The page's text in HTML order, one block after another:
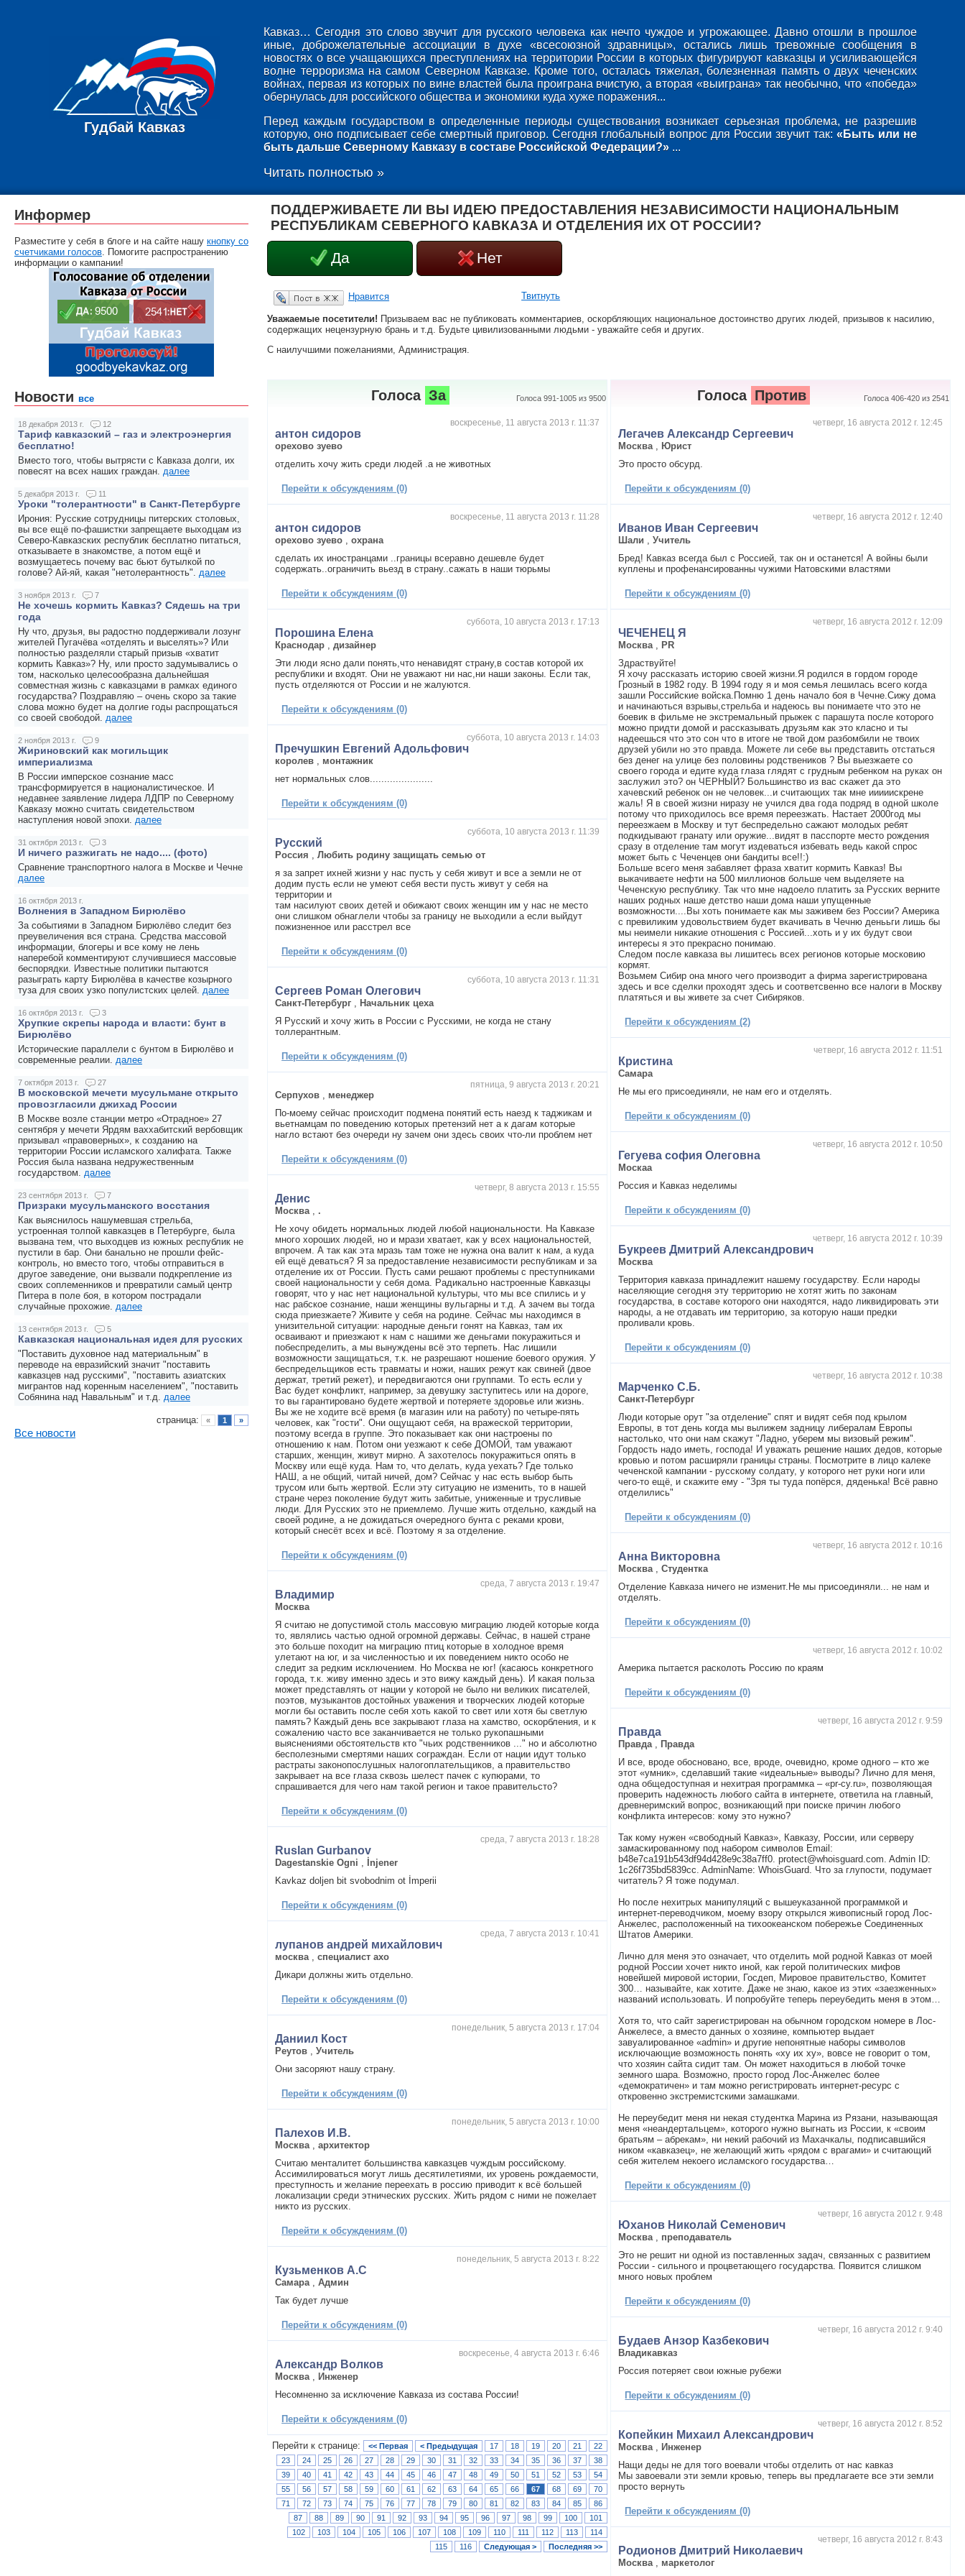
Гудбай Кавказ
Кавказ… Сегодня это слово звучит для русского человека как нечто чуждое и угрожающее. Давно отошли в прошлое
иные, доброжелательные ассоциации в духе «всесоюзной здравницы», остались лишь тревожные сообщения в
новостях о все учащающихся преступлениях на территории России в которых фигурируют кавказцы и усиливающейся
волне терроризма на самом Северном Кавказе. Кроме того, осталась тяжелая, болезненная память о двух чеченских
войнах, первая из которых по вине властей была проиграна вчистую, а вторая «выиграна» так необычно, что «победа»
обернулась для российского общества и экономики куда хуже поражения...
Перед каждым государством в определенные периоды существования возникает серьезная проблема, не разрешив
которую, оно подписывает себе смертный приговор. Сегодня глобальный вопрос для России звучит так: «Быть или не
быть дальше Северному Кавказу в составе Российской Федерации?» ...
Читать полностью »
ПОДДЕРЖИВАЕТЕ ЛИ ВЫ ИДЕЮ ПРЕДОСТАВЛЕНИЯ НЕЗАВИСИМОСТИ НАЦИОНАЛЬНЫМ
РЕСПУБЛИКАМ СЕВЕРНОГО КАВКАЗА И ОТДЕЛЕНИЯ ИХ ОТ РОССИИ?
Да Нет
Опубликовать в ЖЖ Нравится Твитнуть
Уважаемые посетители! Призываем вас не публиковать комментариев, оскорбляющих национальное достоинство других людей, призывов к насилию,
содержащих нецензурную брань и т.д. Будьте цивилизованными людьми - уважайте себя и других.
С наилучшими пожеланиями, Администрация.
Голоса За Голоса 991-1005 из 9500
воскресенье, 11 августа 2013 г. 11:37
антон сидоров
орехово зуево
отделить хочу жить среди людей .а не животных
Перейти к обсуждениям (0)
воскресенье, 11 августа 2013 г. 11:28
антон сидоров
орехово зуево ,охрана
сделать их иностранцами ..границы всеравно дешевле будет
содержать..ограничить вьезд в страну..сажать в наши тюрьмы
Перейти к обсуждениям (0)
суббота, 10 августа 2013 г. 17:13
Порошина Елена
Краснодар ,дизайнер
Эти люди ясно дали понять,что ненавидят страну,в состав которой их
республики и входят. Они не уважают ни нас,ни наши законы. Если так,
пусть отделяются от России и не жалуются.
Перейти к обсуждениям (0)
суббота, 10 августа 2013 г. 14:03
Пречушкин Евгений Адольфович
королев
монтажник
нет нормальных слов......................
Перейти к обсуждениям (0)
суббота, 10 августа 2013 г. 11:39
Русский
Россия ,Любить родину защищать семью от
я за запрет ихней жизни у нас пусть у себя живут и все а земли не от
додим пусть если не умеют себя вести пусть живут у себя на
территории и
там насилуют своих детей и обижают своих женщин им у нас не место
они слишком обнаглели чтобы за границу не выходили а если выйдут
пожизненное или расстрел все
Перейти к обсуждениям (0)
суббота, 10 августа 2013 г. 11:31
Сергеев Роман Олегович
Санкт-Петербург
Начальник цеха
Я Русский и хочу жить в России с Русскими, не когда не стану
толлерантным.
Перейти к обсуждениям (0)
пятница, 9 августа 2013 г. 20:21
Серпухов
менеджер
По-моему сейчас происходит подмена понятий есть наезд к таджикам и
вьетнамцам по поведению которых претензий нет а к дагам которые
нагло встают без очереди ну зачем они здесь своих что-ли проблем нет
Перейти к обсуждениям (0)
четверг, 8 августа 2013 г. 15:55
Денис
Москва
.
Не хочу обидеть нормальных людей любой национальности. На Кавказе
много хороших людей, но и мрази хватает, как у всех национальностей,
впрочем. А так как эта мразь там тоже не нужна она валит к нам, а куда
ей ещё деваться? Я за предоставление независимости республикам и за
отделение их от России. Пусть сами решают проблемы с преступниками
своей национальности у себя дома. Радикально настроенные Кавказцы
говорят, что у нас нет национальной культуры, что мы все спились и у
нас рабское сознание, наши женщины вульгарны и т.д. А зачем вы тогда
сюда приезжаете? Живите у себя на родине. Сейчас мы находимся в
унизительной ситуации: народные деньги гонят на Кавказ, там их
осваивают и приезжают к нам с нашими же деньгами покуражиться и
побеспределить, а мы вынуждены всё это терпеть. Нас лишили
возможности защищаться, т.к. не разрешают ношение боевого оружия. У
беспредельщиков есть травматы и ножи, наших режут как свиней (двое
держат, третий режет), и передвигаются они группами. То есть если у
Вас будет конфликт, например, за девушку заступитесь или на дороге,
то вы гарантировано будете жертвой и потеряете здоровье или жизнь.
Вы же не ходите всё время (в магазин или на работу) по четыре-пять
человек, как "гости". Они ощущают себя, на вражеской территории,
поэтому всегда в группе. Это показывает как они настроены по
отношению к нам. Потом они уезжают к себе ДОМОЙ, там уважают
старших, женщин, живут мирно. А захотелось покуражиться опять в
Москву или ещё куда. Нам то, что делать, куда уехать? Где только
НАШ, а не общий, читай ничей, дом? Сейчас у нас есть выбор быть
трусом или быть жертвой. Если эту ситуацию не изменить, то в нашей
стране через поколение будут жить забитые, униженные и трусливые
люди. Для Русских это не приемлемо. Лучше жить отдельно, каждый на
своей родине, а не дожидаться очередного бунта с реками крови,
который снесёт всех и всё. Поэтому я за отделение.
Перейти к обсуждениям (0)
среда, 7 августа 2013 г. 19:47
Владимир
Москва
Я считаю не допустимой столь массовую миграцию людей которые когда
то, являлись частью одной огромной державы. Сейчас, в нашей стране
это больше походит на миграцию птиц которые в холодное время
улетают на юг, и за численностью и их поведением никто особо не
следит за редким исключением. Но Москва не юг! (касаюсь конкретного
города, т.к. живу именно здесь и это вижу каждый день). И какая польза
может представлять от нации у которой не было ни великих писателей,
поэтов, музыкантов достойных уважения и творческих людей которые
могли бы оставить после себя хоть какой то свет или хотя бы светлую
память? Каждый день все закрывают глаза на хамство, оскорбления, и к
сожалению часто все заканчивается не только рукопашными
выяснениями обстоятельств кто "чьих родственников ..." но и абсолютно
бесполезными смертями наших сограждан. Если от нации идут только
растраты законопослушных налогоплательщиков, а правительство
закрывает на все глаза сквозь шелест пачек с купюрами, то
спрашивается для чего нам такой регион и такое правительсто?
Перейти к обсуждениям (0)
среда, 7 августа 2013 г. 18:28
Ruslan Gurbanov
Dagestanskie Ogni
İnjener
Kavkaz doljen bit svobodnim ot İmperii
Перейти к обсуждениям (0)
среда, 7 августа 2013 г. 10:41
лупанов андрей михайлович
москва ,специалист ахо
Дикари должны жить отдельно.
Перейти к обсуждениям (0)
понедельник, 5 августа 2013 г. 17:04
Даниил Кост
Реутов ,Учитель
Они засоряют нашу страну.
Перейти к обсуждениям (0)
понедельник, 5 августа 2013 г. 10:00
Палехов И.В.
Москва ,архитектор
Считаю менталитет большинства кавказцев чуждым российскому.
Ассимилироваться могут лишь десятилетиями, их уровень рождаемости,
преступность и желание переехать в россию приводит к всё большей
локализации среди этнических русских. Жить рядом с ними не пожелает
никто из русских.
Перейти к обсуждениям (0)
понедельник, 5 августа 2013 г. 8:22
Кузьменков А.С
Самара ,Админ
Так будет лучше
Перейти к обсуждениям (0)
воскресенье, 4 августа 2013 г. 6:46
Александр Волков
Москва ,Инженер
Несомненно за исключение Кавказа из состава России!
Перейти к обсуждениям (0)
Перейти к странице: << Первая < Предыдущая 17 18 19 20 21
22
23
24 25 26 27 28 29 30 31 32 33 34 35 36 37
38
39
40 41 42 43 44 45 46 47 48 49 50 51 52 53
54
55
56 57 58 59 60 61 62 63 64 65 66 67 68 69
70
71
72 73 74 75 76 77 78 79 80 81 82 83 84 85
86
87
88 89 90 91 92 93 94 95 96 97 98 99 100
101
102
103 104 105 106 107 108 109 110 111 112 113
114
115
116 Следующая > Последняя >>
Голоса Против Голоса 406-420 из 2541
четверг, 16 августа 2012 г. 12:45
Легачев Александр Сергеевич
Москва
Юрист
Это просто обсурд.
Перейти к обсуждениям (0)
четверг, 16 августа 2012 г. 12:40
Иванов Иван Сергеевич
Шали ,Учитель
Бред! Кавказ всегда был с Россией, так он и останется! А войны были
куплены и профенансированны чужими Натовскими властями
Перейти к обсуждениям (0)
четверг, 16 августа 2012 г. 12:09
ЧЕЧЕНЕЦ Я
Москва
PR
Здраствуйте!
Я хочу рассказать историю своей жизни.Я родился в гордом городе
Грозный в 1982 году. В 1994 году я и моя семья лешилась всего когда
зашли Российские войска.Помню 1 день начало боя в Чечне.Сижу дома
и начинаються взрывы,стрельба и надеюсь вы понимаете что это не
боевик в фильме не экстремальный прыжек с парашута после которого
можно придти домой и рассказывать друзьям как это класно и ты
надеешься что это сон что в итоге не твой дом разбомбили не твоих
друзей убили но это правда. Можете ли себе вы представить отстаться
без денег на улице без половины родствеников ? Вы выезжаете со
своего города и едите куда глаза глядят с грудным ребенком на руках он
заслужил это? он ЧЕРНЫЙ? Большинство из вас скажет да это
хачевский ребенок он не человек...и считающих так мне ииииискрене
жаль! Я в своей жизни ниразу не учился два года подряд в одной школе
потому что приходилось все время переезжать. Настает 2000год мы
переезжаем в Москву и тут беспредельно сажают молодых ребят
подкидывают гранату или оружие...видят в пасспорте место рождения
сразу в отделение там могут издеваться избевать ведь какой спрос
может быть с Чеченцев они бандиты все!!:)
Больше всего меня забавляет фраза хватит кормить Кавказ! Вы
выкачиваете нефти на 500 миллионов больше чем выделяете на
Чеченскую республику. Так что мне надоело платить за Русских верните
наших родных наше детство наши дома наши упущенные
возможности....Вы хоть понимаете как мы заживем без России? Америка
с превиликим удовольствием будет вкачивать в Чечню денььги лишь бы
мы неимели никакие отношения с Россией...хоть и у их будут свои
интересы я это прекрасно понимаю.
Следом после кавказа вы лишитесь всех регионов которые московию
кормят.
Возьмем Сибир она много чего производит а фирма зарегистрирована
здесь и все сделки проходят здесь и соответсвенно все налоги в Москву
платяться и вы живете за счет Сибиряков.
Перейти к обсуждениям (2)
четверг, 16 августа 2012 г. 11:51
Кристина
Самара
Не мы его присоединяли, не нам его и отделять.
Перейти к обсуждениям (0)
четверг, 16 августа 2012 г. 10:50
Гегуева софия Олеговна
Москаа
Россия и Кавказ неделимы
Перейти к обсуждениям (0)
четверг, 16 августа 2012 г. 10:39
Букреев Дмитрий Александрович
Москва
Территория кавказа принадлежит нашему государству. Если народы
населяющие сегодня эту территорию не хотят жить по законам
государства, в составе которого они находятся, надо ликвидировать эти
народы, а не отдавать им территорию, за которую наши предки
проливали кровь.
Перейти к обсуждениям (0)
четверг, 16 августа 2012 г. 10:38
Марченко С.Б.
Санкт-Петербург
Люди которые орут "за отделение" спят и видят себя под крылом
Европы, в тот день когда мы вылижем задницу либералам Европы
настолько, что они нам скажут "Ладно, уберем мы визовый режим".
Гордость надо иметь, господа! И уважать решение наших дедов, которые
кровью и потом расширяли границы страны. Посмотрите в лицо калеке
чеченской кампании - русскому солдату, у которого нет руки ноги или
чего-то ещё, и скажите ему - "Зря ты туда попёрся, дяденька! Всё равно
отделились"
Перейти к обсуждениям (0)
четверг, 16 августа 2012 г. 10:16
Анна Викторовна
Москва ,Студентка
Отделение Кавказа ничего не изменит.Не мы присоединяли... не нам и
отделять.
Перейти к обсуждениям (0)
четверг, 16 августа 2012 г. 10:02
Америка пытается расколоть Россию по краям
Перейти к обсуждениям (0)
четверг, 16 августа 2012 г. 9:59
Правда
Правда
Правда
И все, вроде обосновано, все, вроде, очевидно, кроме одного – кто же
этот «умник», сделавший такие «идеальные» выводы? Лично для меня,
одна общедоступная и нехитрая программка – «pr-cy.ru», позволяющая
проверить надежность любого сайта в интернете, ответила на главный,
древнеримский вопрос, возникающий при поиске причин любого
конфликта интересов: кому это нужно?
Так кому нужен «свободный Кавказ», Кавказу, России, или серверу
замаскированному под набором символов Email:
b48e7ca191b543df94d428e9c38a7ff0.protect@whoisguard.com . Admin ID:
1c26f735bd5839cc. AdminName: WhoisGuard. Что за глупости, подумает
читатель? Я тоже подумал.
Но после нехитрых манипуляций с вышеуказанной программкой и
интернет-переводчиком, моему взору открылся живописный город Лос-
Анжелес, расположенный на тихоокеанском побережье Соединенных
Штатов Америки.
Лично для меня это означает, что отделить мой родной Кавказ от моей
родной России хочет никто иной, как герой политических мифов
новейшей мировой истории, Госдеп, Мировое правительство, Комитет
300… называйте, как хотите. Даже не знаю, какое из этих «заезженных»
названий использовать. И попробуйте теперь переубедить меня в этом…
Хотя то, что сайт зарегистрирован на обычном городском номере в Лос-
Анжелесе, а вместо данных о хозяине, компьютер выдает
завуалированное «admin» и другие непонятные наборы символов
исключающие возможность понять «ху их ху», вовсе не говорит о том,
что хозяин сайта сидит там. Он может находиться в любой точке
земного шара. Возможно, просто город Лос-Анжелес более
«демократичен» и там можно регистрировать интернет-ресурс с
откровенно экстремистскими замашками.
Не переубедит меня ни некая студентка Марина из Рязани, называющая
меня «неандертальцем», которого нужно выгнать из России, к «своим
братьям – абрекам», ни некий рабочий из Махачкалы, подписавшийся
ником «кавказец», не желающий жить «рядом с врагами» и считающий
себя жителем некоего исламского государства…
Перейти к обсуждениям (0)
четверг, 16 августа 2012 г. 9:48
Юханов Николай Семенович
Москва
преподаватель
Это не решит ни одной из поставленных задач, связанных с развитием
России - сильного и процветающего государства. Появится слишком
много новых проблем
Перейти к обсуждениям (0)
четверг, 16 августа 2012 г. 9:40
Будаев Анзор Казбекович
Владикавказ
Россия потеряет свои южные рубежи
Перейти к обсуждениям (0)
четверг, 16 августа 2012 г. 8:52
Копейкин Михаил Александрович
Москва ,Инженер
Нащи деды не для того воевали чтобы отделить от нас кавказ
Мы завоевали эти земли кровью, теперь вы предлагаете все эти земли
просто вернуть
Перейти к обсуждениям (0)
четверг, 16 августа 2012 г. 8:43
Родионов Дмитрий Николаевич
Москва
маркетолог
Информер
Разместите у себя в блоге и на сайте нашу кнопку со
счетчиками голосов. Помогите распространению
информации о кампании!
Новости все
18 декабря 2013 г. 12
Тариф кавказский – газ и электроэнергия
бесплатно!
Вместо того, чтобы вытрясти с Кавказа долги, их
повесят на всех наших граждан. далее
5 декабря 2013 г. 11
Уроки "толерантности" в Санкт-Петербурге
Ирония: Русские сотрудницы питерских столовых,
вы все ещё по-фашистки запрещаете выходцам из
Северо-Кавказских республик бесплатно питаться,
отказываете в знакомстве, а потом ещё и
возмущаетесь почему вас бьют бутылкой по
голове? Ай-яй, какая "нетолерантность". далее
3 ноября 2013 г. 7
Не хочешь кормить Кавказ? Сядешь на три
года
Ну что, друзья, вы радостно поддерживали лозунг
жителей Пугачёва «отделять и выселять»? Или
полностью разделяли старый призыв «хватит
кормить Кавказ»? Ну, или просто задумывались о
том, насколько целесообразна дальнейшая
совместная жизнь с кавказцами в рамках единого
государства? Поздравляю – очень скоро за такие
слова можно будет на долгие годы распрощаться
со своей свободой. далее
2 ноября 2013 г. 9
Жириновский как могильщик
империализма
В России имперское сознание масс
трансформируется в националистическое. И
недавнее заявление лидера ЛДПР по Северному
Кавказу можно считать свидетельством
наступления новой эпохи. далее
31 октября 2013 г. 3
И ничего разжигать не надо.... (фото)
Сравнение транспортного налога в Москве и Чечне
далее
16 октября 2013 г.
Волнения в Западном Бирюлёво
За событиями в Западном Бирюлёво следит без
преувеличения вся страна. Средства массовой
информации, блогеры и все кому не лень
наперебой комментируют случившиеся массовые
беспорядки. Известные политики пытаются
разыграть карту Бирюлёва в качестве козырного
туза для своих узко популистских целей. далее
16 октября 2013 г. 3
Хрупкие скрепы народа и власти: бунт в
Бирюлёво
Исторические параллели с бунтом в Бирюлёво и
современные реалии. далее
7 октября 2013 г. 27
В московской мечети мусульмане открыто
провозгласили джихад России
В Москве возле станции метро «Отрадное» 27
сентября у мечети Ярдям ваххабитский вербовщик
призывал «правоверных», к созданию на
территории России исламского халифата. Также
Россия была названа недружественным
государством. далее
23 сентября 2013 г. 7
Призраки мусульманского восстания
Как выяснилось нашумевшая стрельба,
устроенная толпой кавказцев в Петербурге, была
вызвана тем, что выходцев из южных республик не
пустили в бар. Они банально не прошли фейс-
контроль, но вместо того, чтобы отправиться в
другое заведение, они вызвали подкрепление из
своих соплеменников и превратили самый центр
Питера в поле боя, в котором пострадали
случайные прохожие. далее
13 сентября 2013 г. 5
Кавказская национальная идея для русских
"Поставить духовное над материальным" в
переводе на евразийский значит "поставить
кавказцев над русскими", "поставить азиатских
мигрантов над коренным населением", "поставить
Собянина над Навальным" и т.д. далее
страница: « 1 »
Все новости